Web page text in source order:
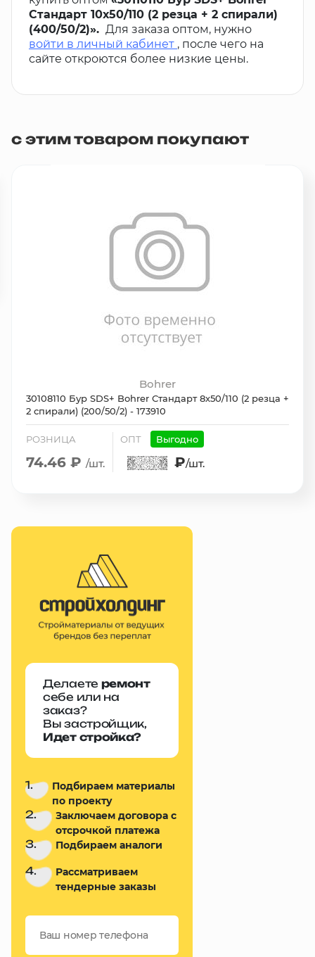
Стандарт 10х50/110 (2 резца + 2 спирали)
(400/50/2)». Для заказа оптом, нужно
войти в личный кабинет , после чего на
сайте откроются более низкие цены.
с этим товаром покупают
Bohrer
30108110 Бур SDS+ Bohrer Стандарт 8х50/110 (2 резца +
2 спирали) (200/50/2) - 173910
РОЗНИЦА
74.46 ₽ /шт.
ОПТ Выгодно
₽/шт.
Делаете ремонт
себе или на
заказ?
Вы застройщик,
Идет стройка?
1.
Подбираем материалы
по проекту
2.
Заключаем договора с
отсрочкой платежа
3. Подбираем аналоги
4.
Рассматриваем
тендерные заказы